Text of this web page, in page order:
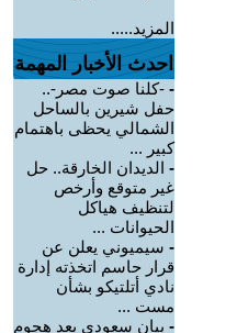
المزيد.....
احدث الأخبار المهمة
- -كلنا صوت مصر-..
حفل شيرين بالساحل
الشمالي يحظى باهتمام
كبير ...
- الديدان الخارقة.. حل
غير متوقع وأرخص
لتنظيف هياكل
الحيوانات ...
- سيميوني يعلن عن
قرار حاسم اتخذته إدارة
نادي أتلتيكو بشأن
مست ...
- بيان سعودي بعد هجوم